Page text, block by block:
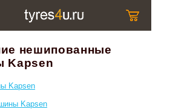
нешипованные
Kapsen
Kapsen
Kapsen